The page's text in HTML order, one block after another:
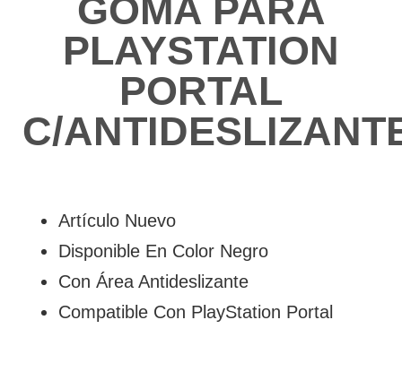
GOMA PARA
PLAYSTATION
PORTAL
C/
Artículo Nuevo
Disponible En Color Negro
Con Área Antideslizante
Compatible Con PlayStation Portal